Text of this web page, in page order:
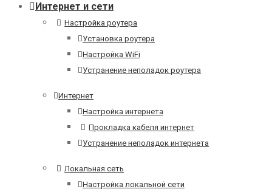
Интернет и сети
Настройка роутера
Установка роутера
Настройка WiFi
Устранение неполадок роутера
Интернет
Настройка интернета
Прокладка кабеля интернет
Устранение неполадок интернета
Локальная сеть
Настройка локальной сети